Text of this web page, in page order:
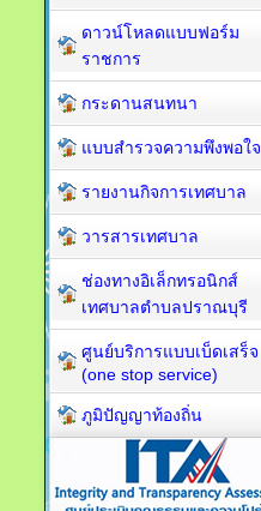
ดาวน์โหลดแบบฟอร์ม
ราชการ
กระดานสนทนา
แบบสำรวจความพึงพอใจ
รายงานกิจการเทศบาล
วารสารเทศบาล
ช่องทางอิเล็กทรอนิกส์
เทศบาลตำบลปราณบุรี
ศูนย์บริการแบบเบ็ดเสร็จ
(one stop service)
ภูมิปัญญาท้องถิ่น